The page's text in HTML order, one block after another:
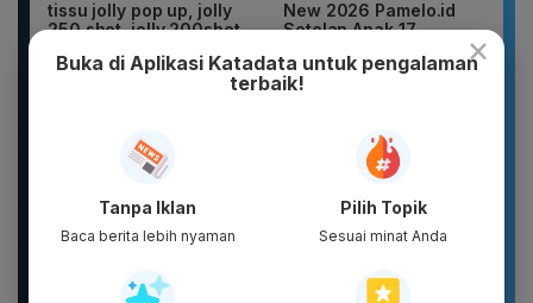
tissu jolly pop up, jolly
250 shet, jolly 200shet
New 2026 Pamelo.id
Setelan Anak 17
2026 Katun...
×
Buka di Aplikasi Katadata untuk pengalaman
terbaik!
Tanpa Iklan
Baca berita lebih nyaman
Pilih Topik
Sesuai minat Anda